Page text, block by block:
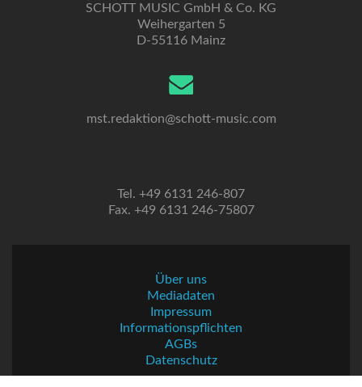
SCHOTT MUSIC GmbH & Co. KG
Weihergarten 5
D-55116 Mainz
mst.redaktion@schott-music.com
Tel. +49 6131 246-807
Fax. +49 6131 246-75807
Über uns
Mediadaten
Impressum
Informationspflichten
AGBs
Datenschutz